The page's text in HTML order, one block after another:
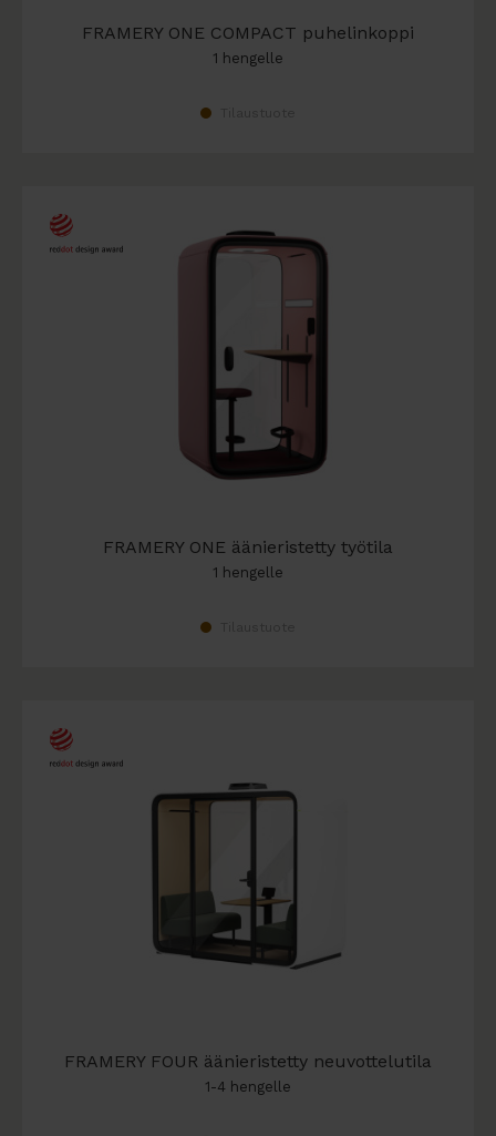
FRAMERY ONE COMPACT puhelinkoppi
1 hengelle
FRAMERY ONE äänieristetty työtila
1 hengelle
FRAMERY FOUR äänieristetty neuvottelutila
1-4 hengelle